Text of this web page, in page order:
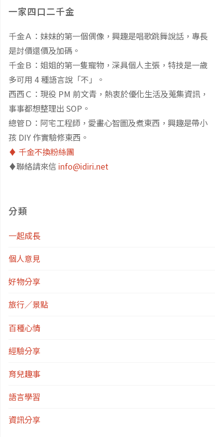
一家四口二千金
千金Ａ：妹妹的第一個偶像，興趣是唱歌跳舞說話，專長
是討價還價及加碼。
千金Ｂ：姐姐的第一隻寵物，深具個人主張，特技是一歲
多可用 4 種語言說「不」。
西西Ｃ：現役 PM 前文青，熱衷於優化生活及蒐集資訊，
事事都想整理出 SOP。
總管Ｄ：阿宅工程師，愛畫心智圖及煮東西，興趣是帶小
孩 DIY 作實驗修東西。
♦️ 千金不換粉絲團
♦️聯絡請來信 info@idiri.net
分類
一起成長
個人意見
好物分享
旅行／景點
百種心情
經驗分享
育兒趣事
語言學習
資訊分享